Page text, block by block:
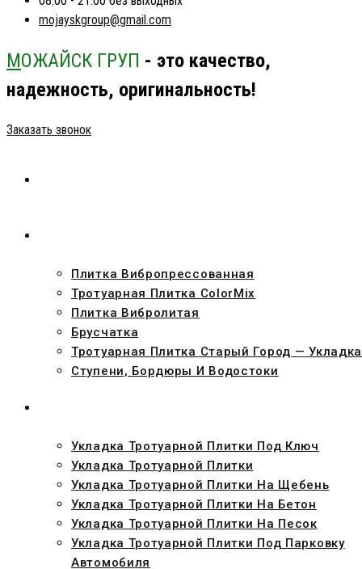
mojayskgroup@gmail.com
МОЖАЙСК ГРУП - это качество,
надежность, оригинальность!
Заказать звонок
Плитка Вибропрессованная
Тротуарная Плитка ColorMix
Плитка Вибролитая
Брусчатка
Тротуарная Плитка Старый Город — Укладка
Ступени, Бордюры И Водостоки
Укладка Тротуарной Плитки Под Ключ
Укладка Тротуарной Плитки
Укладка Тротуарной Плитки На Щебень
Укладка Тротуарной Плитки На Бетон
Укладка Тротуарной Плитки На Песок
Укладка Тротуарной Плитки Под Парковку
Автомобиля